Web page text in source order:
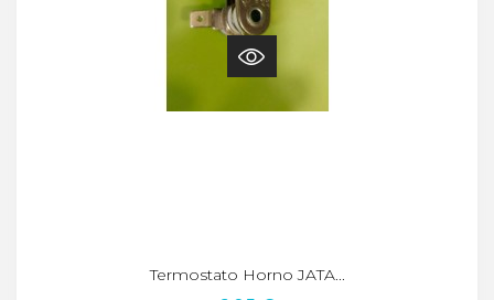
Termostato Horno JATA...